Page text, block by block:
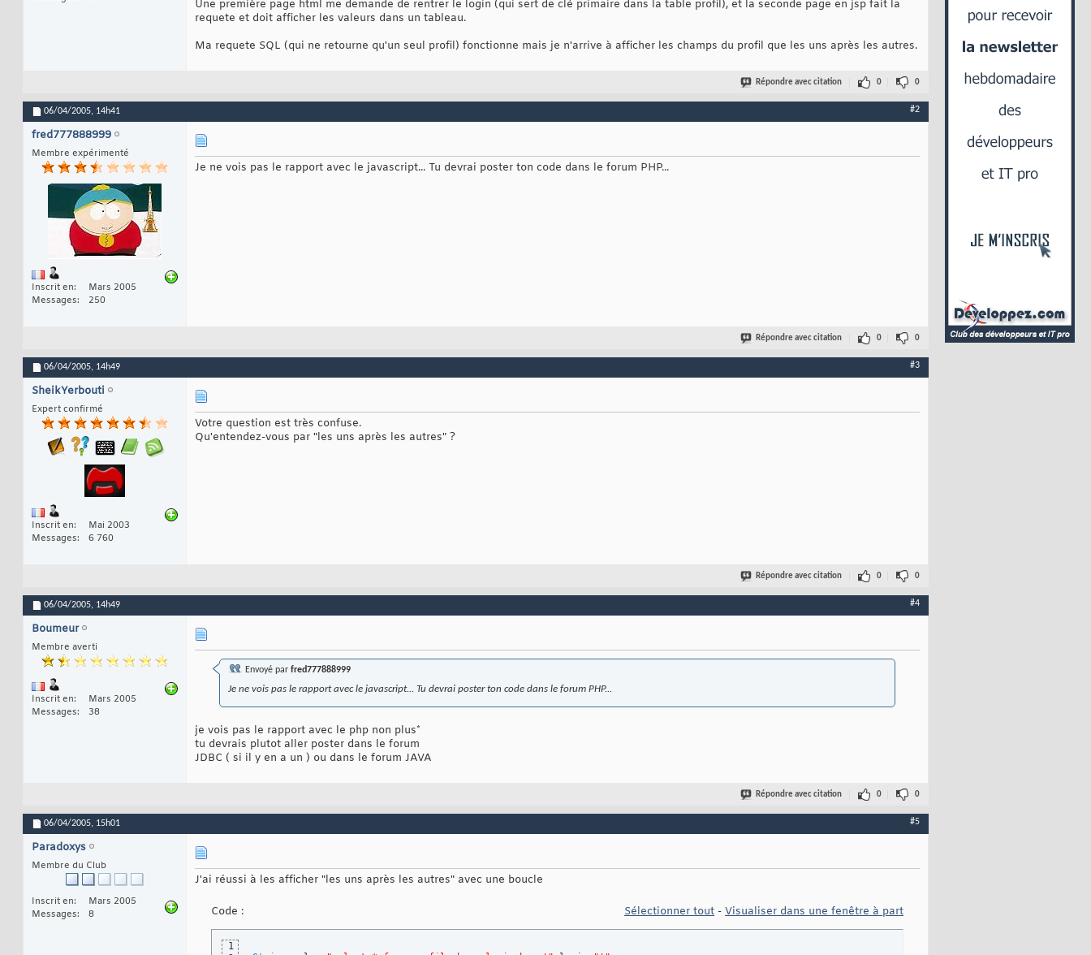
Une première page html me demande de rentrer le login (qui sert de clé primaire dans la table profil), et la seconde page en jsp fait la
requete et doit afficher les valeurs dans un tableau.
Ma requete SQL (qui ne retourne qu'un seul profil) fonctionne mais je n'arrive à afficher les champs du profil que les uns après les autres.
Répondre avec citation 0 0
06/04/2005, 14h41 #2
fred777888999
Membre expérimenté
Inscrit en
Mars 2005
Messages
250
Je ne vois pas le rapport avec le javascript... Tu devrai poster ton code dans le forum PHP...
Répondre avec citation 0 0
06/04/2005, 14h49 #3
SheikYerbouti
Expert confirmé
Inscrit en
Mai 2003
Messages
6 760
Votre question est très confuse.
Qu'entendez-vous par "les uns après les autres" ?
Répondre avec citation 0 0
06/04/2005, 14h49 #4
Boumeur
Membre averti
Inscrit en
Mars 2005
Messages
38
Envoyé par fred777888999
Je ne vois pas le rapport avec le javascript... Tu devrai poster ton code dans le forum PHP...
je vois pas le rapport avec le php non plus*
tu devrais plutot aller poster dans le forum
JDBC ( si il y en a un ) ou dans le forum JAVA
Répondre avec citation 0 0
06/04/2005, 15h01 #5
Paradoxys
Membre du Club
Inscrit en
Mars 2005
Messages
8
J'ai réussi à les afficher "les uns après les autres" avec une boucle
Code : Sélectionner tout - Visualiser dans une fenêtre à part
1